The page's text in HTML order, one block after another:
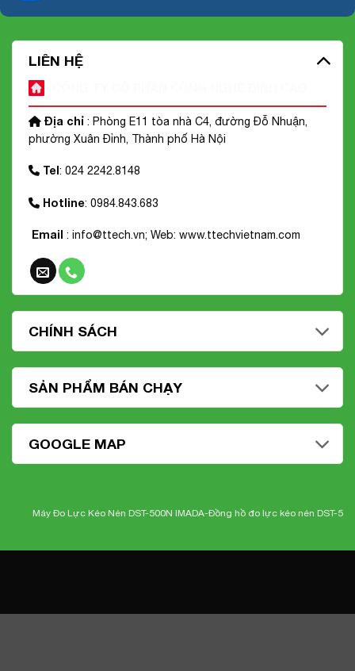
LIÊN HỆ
Địa chỉ : Phòng E11 tòa nhà C4, đường Đỗ Nhuận,
phường Xuân Đỉnh, Thành phố Hà Nội
Tel: 024 2242.8148
Hotline: 0984.843.683
Email : info@ttech.vn; Web: www.ttechvietnam.com
CHÍNH SÁCH
SẢN PHẨM BÁN CHẠY
GOOGLE MAP
Máy Đo Lực Kéo Nén DST-500N IMADA-Đồng hồ đo lực kéo nén DST-500N